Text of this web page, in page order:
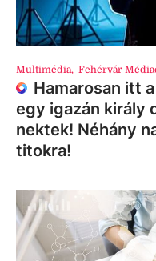
Multimédia, Fehérvár
Hamarosan itt
egy igazán király
nektek! Néhány
titokra!